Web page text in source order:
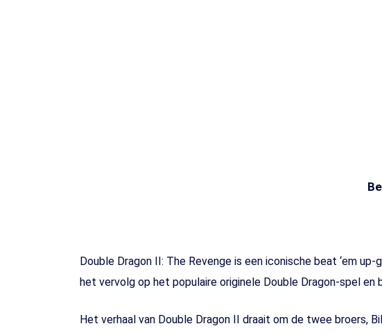
Double Dragon II: The Revenge is een iconische beat ‘em
het vervolg op het populaire originele Double Dragon-spel
Het verhaal van Double Dragon II draait om de twee broers,